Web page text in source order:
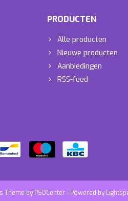
PRODUCTEN
Alle producten
Nieuwe producten
Aanbiedingen
RSS-feed
Theme by PSDCenter- Powered by